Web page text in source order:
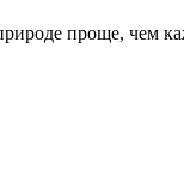
проще, чем